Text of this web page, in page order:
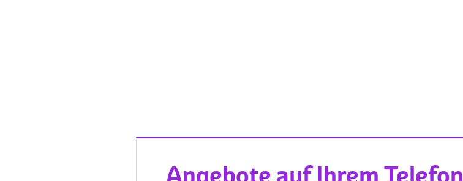
Angebote auf Ihrem Telefon